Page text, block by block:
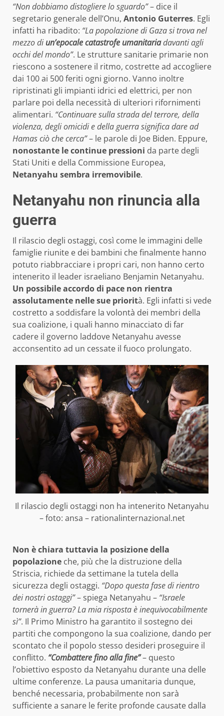
“Non dobbiamo distogliere lo sguardo”– dice il
segretario generale dell’Onu, Antonio Guterres. Egli
infatti ha ribadito: “La popolazione di Gaza si trova nel
mezzo di un’epocale catastrofe umanitariadavanti agli
occhi del mondo”. Le strutture sanitarie primarie non
riescono a sostenere il ritmo, costrette ad accogliere
dai 100 ai 500 feriti ogni giorno. Vanno inoltre
ripristinati gli impianti idrici ed elettrici, per non
parlare poi della necessità di ulteriori rifornimenti
alimentari. “Continuare sulla strada del terrore, della
violenza, degli omicidi e della guerra significa dare ad
Hamas ciò che cerca”– le parole di Joe Biden. Eppure,
nonostante le continue pressioni da parte degli
Stati Uniti e della Commissione Europea,
Netanyahu sembra irremovibile.
Netanyahu non rinuncia alla
guerra
Il rilascio degli ostaggi, così come le immagini delle
famiglie riunite e dei bambini che finalmente hanno
potuto riabbracciare i propri cari, non hanno certo
intenerito il leader israeliano Benjamin Netanyahu.
Un possibile accordo di pace non rientra
assolutamente nelle sue priorità. Egli infatti si vede
costretto a soddisfare la volontà dei membri della
sua coalizione, i quali hanno minacciato di far
cadere il governo laddove Netanyahu avesse
acconsentito ad un cessate il fuoco prolungato.
Il rilascio degli ostaggi non ha intenerito Netanyahu
– foto: ansa – rationalinternazional.net
Non è chiara tuttavia la posizione della
popolazione che, più che la distruzione della
Striscia, richiede da settimane la tutela della
sicurezza degli ostaggi. “Dopo questa fase di rientro
dei nostri ostaggi”– spiega Netanyahu – “Israele
tornerà in guerra? La mia risposta è inequivocabilmente
sì”. Il Primo Ministro ha garantito il sostegno dei
partiti che compongono la sua coalizione, dando per
scontato che il popolo stesso desideri proseguire il
conflitto. “Combattere fino alla fine”– questo
l’obiettivo esposto da Netanyahu durante una delle
ultime conferenze. La pausa umanitaria dunque,
benché necessaria, probabilmente non sarà
sufficiente a sanare le ferite profonde causate dalla